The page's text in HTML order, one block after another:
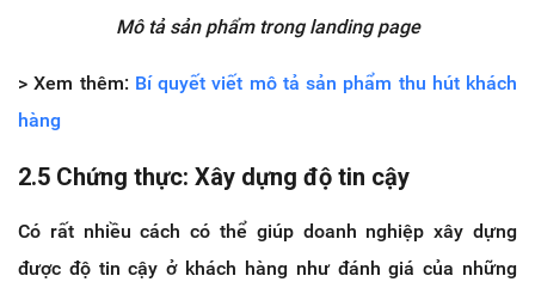
Mô tả sản phẩm trong landing page
> Xem thêm: Bí quyết viết mô tả sản phẩm thu hút khách
hàng
2.5 Chứng thực: Xây dựng độ tin cậy
Có rất nhiều cách có thể giúp doanh nghiệp xây dựng
được độ tin cậy ở khách hàng như đánh giá của những